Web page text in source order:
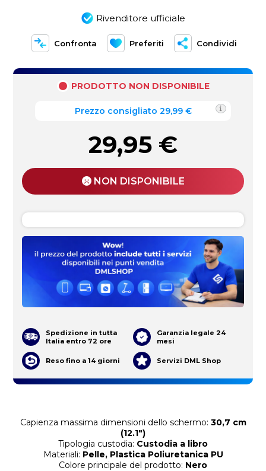
Rivenditore ufficiale
Confronta Preferiti Condividi
Capienza massima dimensioni dello schermo: 30,7 cm
(12.1")
Tipologia custodia: Custodia a libro
Materiali: Pelle, Plastica Poliuretanica PU
Colore principale del prodotto: Nero
PRODOTTO NON DISPONIBILE
Prezzo consigliato 29,99 €
29,95 €
NON DISPONIBILE
Spedizione in tutta
Italia entro 72 ore
Garanzia legale 24
mesi
Reso fino a 14 giorni Servizi DML Shop